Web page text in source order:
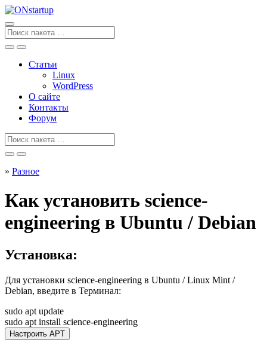
Перейти
к
содержанию
Поиск
для
Статьи
Linux
WordPress
О сайте
Контакты
Форум
Поиск
» Разное
Как установить science-
engineering в Ubuntu / Debian
Установка:
Для установки science-engineering в Ubuntu / Linux Mint /
Debian, введите в Терминал:
sudo apt update
sudo apt install science-engineering
Настроить APT